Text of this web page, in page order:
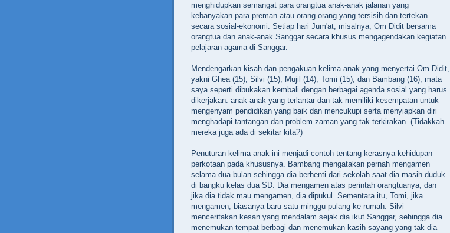
menghidupkan semangat para orangtua anak-anak jalanan yang
kebanyakan para preman atau orang-orang yang tersisih dan tertekan
secara sosial-ekonomi. Setiap hari Jum'at, misalnya, Om Didit bersama
orangtua dan anak-anak Sanggar secara khusus mengagendakan kegiatan
pelajaran agama di Sanggar.
Mendengarkan kisah dan pengakuan kelima anak yang menyertai Om Didit,
yakni Ghea (15), Silvi (15), Mujil (14), Tomi (15), dan Bambang (16), mata
saya seperti dibukakan kembali dengan berbagai agenda sosial yang harus
dikerjakan: anak-anak yang terlantar dan tak memiliki kesempatan untuk
mengenyam pendidikan yang baik dan mencukupi serta menyiapkan diri
menghadapi tantangan dan problem zaman yang tak terkirakan. (Tidakkah
mereka juga ada di sekitar kita?)
Penuturan kelima anak ini menjadi contoh tentang kerasnya kehidupan
perkotaan pada khususnya. Bambang mengatakan pernah mengamen
selama dua bulan sehingga dia berhenti dari sekolah saat dia masih duduk
di bangku kelas dua SD. Dia mengamen atas perintah orangtuanya, dan
jika dia tidak mau mengamen, dia dipukul. Sementara itu, Tomi, jika
mengamen, biasanya baru satu minggu pulang ke rumah. Silvi
menceritakan kesan yang mendalam sejak dia ikut Sanggar, sehingga dia
menemukan tempat berbagi dan menemukan kasih sayang yang tak dia